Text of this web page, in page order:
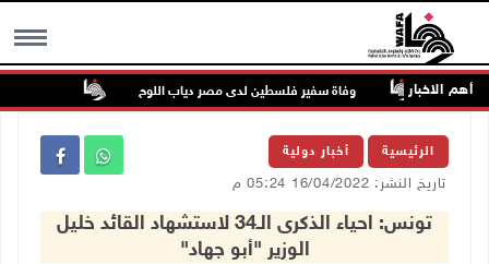
MENU أهم الاخبار وفاة سفير فلسطين لدى مصر دياب اللوح
الرئيسية أخبار دولية
تاريخ النشر: 16/04/2022 05:24 م
تونس: احياء الذكرى الـ34 لاستشهاد القائد خليل
الوزير "أبو جهاد"